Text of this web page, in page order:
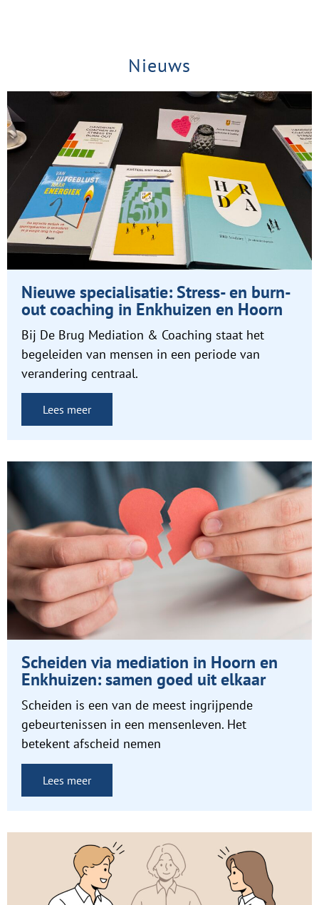
Nieuws
Nieuwe specialisatie: Stress- en burn-
out coaching in Enkhuizen en Hoorn
Bij De Brug Mediation & Coaching staat het
begeleiden van mensen in een periode van
verandering centraal.
Lees meer
Scheiden via mediation in Hoorn en
Enkhuizen: samen goed uit elkaar
Scheiden is een van de meest ingrijpende
gebeurtenissen in een mensenleven. Het
betekent afscheid nemen
Lees meer